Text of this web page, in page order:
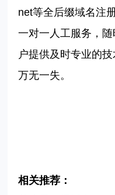
net等全后缀域名注
一对一人工服务，
户提供及时专业的
万无一失。
相关推荐：